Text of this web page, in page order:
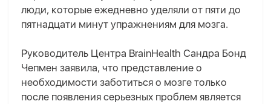
люди, которые ежедневно уделяли от пяти до
пятнадцати минут упражнениям для мозга.
Руководитель Центра BrainHealth Сандра Бонд
Чепмен заявила, что представление о
необходимости заботиться о мозге только
после появления серьезных проблем является